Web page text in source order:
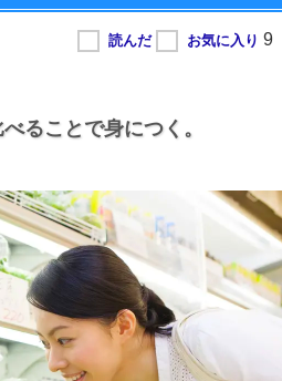
べることで身につく。